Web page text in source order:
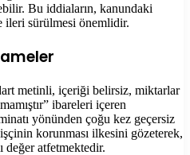
Bu iddiaların, kanundaki
ileri sürülmesi önemlidir.
metinli, içeriği belirsiz, miktarlar
ibareleri içeren
yönünden çoğu kez geçersiz
korunması ilkesini gözeterek,
değer atfetmektedir.